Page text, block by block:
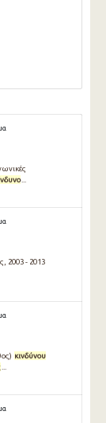
...
2003 - 2013
κινδύνου